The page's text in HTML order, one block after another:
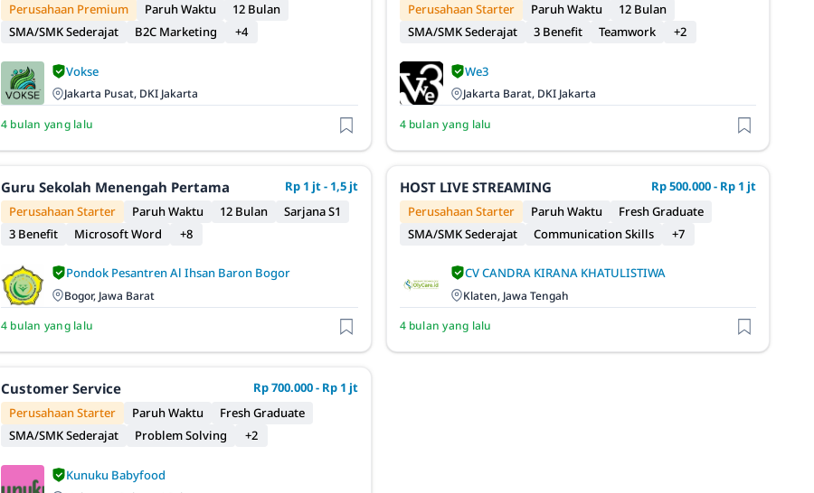
Perusahaan Premium
Paruh Waktu
12 Bulan
SMA/SMK Sederajat
B2C Marketing +4
Vokse
Jakarta Pusat, DKI Jakarta
4 bulan yang lalu
Perusahaan Starter
Paruh Waktu
12 Bulan
SMA/SMK Sederajat
3 Benefit Teamwork +2
We3
Jakarta Barat, DKI Jakarta
4 bulan yang lalu
Guru Sekolah Menengah Pertama
Rp 1 jt - 1,5 jt
Perusahaan Starter
Paruh Waktu 12 Bulan
Sarjana S1
3 Benefit
Microsoft Word +8
Pondok Pesantren Al Ihsan Baron Bogor
Bogor, Jawa Barat
4 bulan yang lalu
HOST LIVE STREAMING
Rp 500.000 - Rp 1 jt
Perusahaan Starter
Paruh Waktu
Fresh Graduate
SMA/SMK Sederajat
Communication Skills +7
CV CANDRA KIRANA KHATULISTIWA
Klaten, Jawa Tengah
4 bulan yang lalu
Customer Service
Rp 700.000 - Rp 1 jt
Perusahaan Starter
Paruh Waktu
Fresh Graduate
SMA/SMK Sederajat
Problem Solving +2
Kunuku Babyfood